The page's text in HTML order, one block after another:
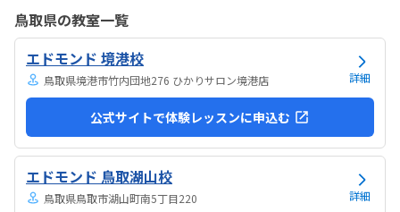
コンがないけれど、アルファベットを覚えたりタイピングができるよ
うになっているので良かったと思っています。特にありません。
鳥取県の教室一覧
エドモンド 境港校
鳥取県境港市竹内団地276 ひかりサロン境港店 詳細
公式サイトで体験レッスンに申込む
エドモンド 鳥取湖山校
鳥取県鳥取市湖山町南5丁目220 詳細